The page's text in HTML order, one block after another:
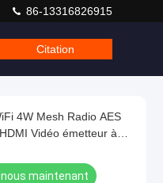
86-13316826915
Citation
4W Mesh Radio AES
Vidéo émetteur à
maintenant